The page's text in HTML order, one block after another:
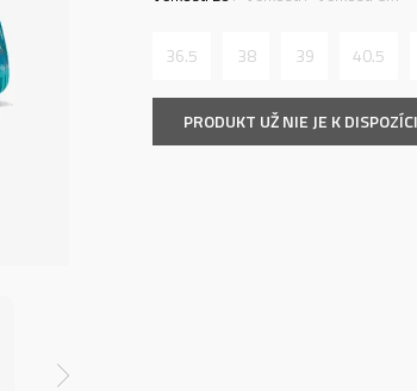
36.5 38 39 40.5
PRODUKT UŽ NIE JE K